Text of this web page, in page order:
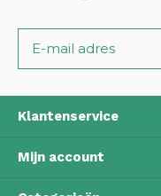
Klantenservice
Mijn account